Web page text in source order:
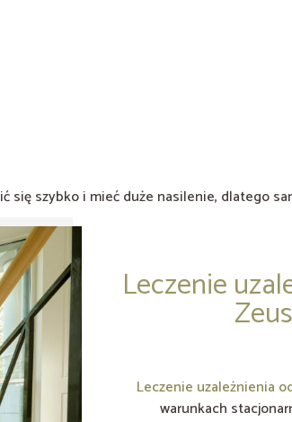
się szybko i mieć duże nasilenie, dlatego
Leczenie
Leczenie uzależnienia
warunkach